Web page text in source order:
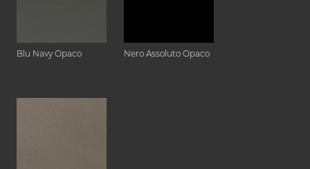
Blu Navy Opaco Nero Assoluto Opaco